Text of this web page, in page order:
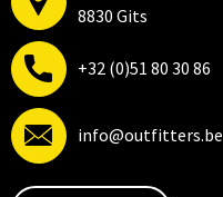
8830 Gits
+32 (0)51 80 30 86
info@outfitters.be